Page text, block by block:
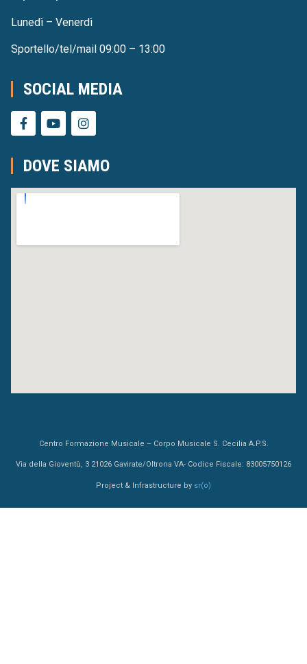
Lunedì – Venerdì
Sportello/tel/mail 09:00 – 13:00
SOCIAL MEDIA
DOVE SIAMO
Centro Formazione Musicale – Corpo Musicale S. Cecilia A.P.S.
Via della Gioventù, 3 21026 Gavirate/Oltrona VA- Codice Fiscale: 83005750126
Project & Infrastructure by sr(o)